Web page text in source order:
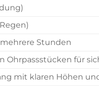
Stunden
Ohrpassstücken für
mit klaren Höhen